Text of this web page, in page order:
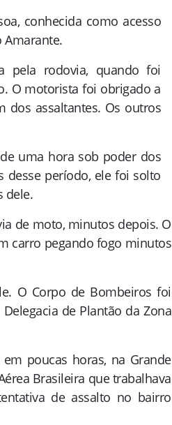
conhecida como acesso
Amarante.
pela rodovia, quando foi
O motorista foi obrigado a
dos assaltantes. Os outros
uma hora sob poder dos
desse período, ele foi solto
dele.
de moto, minutos depois. O
carro pegando fogo minutos
O Corpo de Bombeiros foi
de Plantão da Zona
poucas horas, na Grande
Brasileira que trabalhava
de assalto no bairro